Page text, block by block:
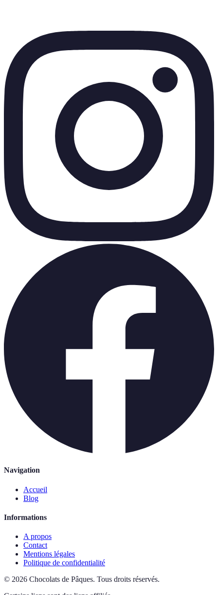
Navigation
Accueil
Blog
Informations
A propos
Contact
Mentions légales
Politique de confidentialité
© 2026 Chocolats de Pâques. Tous droits réservés.